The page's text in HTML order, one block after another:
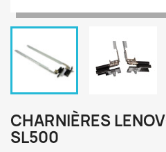
CHARNIÈRES
SL500